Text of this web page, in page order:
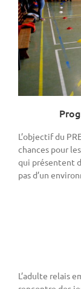
L’objectif du
chances pour
qui présentent
pas d’un
L’adulte relais